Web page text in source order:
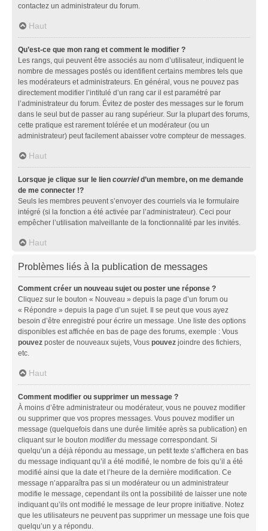
contactez un administrateur du forum.
Haut
Qu’est-ce que mon rang et comment le modifier ?
Les rangs, qui peuvent être associés au nom d’utilisateur, indiquent le
nombre de messages postés ou identifient certains membres tels que
les modérateurs et administrateurs. En général, vous ne pouvez pas
directement modifier l’intitulé d’un rang car il est paramétré par
l’administrateur du forum. Évitez de poster des messages sur le forum
dans le seul but de passer au rang supérieur. Sur la plupart des forums,
cette pratique est rarement tolérée et un modérateur (ou un
administrateur) peut facilement abaisser votre compteur de messages.
Haut
Lorsque je clique sur le lien courrield’un membre, on me demande
de me connecter !?
Seuls les membres peuvent s’envoyer des courriels via le formulaire
intégré (si la fonction a été activée par l’administrateur). Ceci pour
empêcher l’utilisation malveillante de la fonctionnalité par les invités.
Haut
Problèmes liés à la publication de messages
Comment créer un nouveau sujet ou poster une réponse ?
Cliquez sur le bouton « Nouveau » depuis la page d’un forum ou
« Répondre » depuis la page d’un sujet. Il se peut que vous ayez
besoin d’être enregistré pour écrire un message. Une liste des options
disponibles est affichée en bas de page des forums, exemple : Vous
pouvez poster de nouveaux sujets, Vous pouvez joindre des fichiers,
etc.
Haut
Comment modifier ou supprimer un message ?
À moins d’être administrateur ou modérateur, vous ne pouvez modifier
ou supprimer que vos propres messages. Vous pouvez modifier un
message (quelquefois dans une durée limitée après sa publication) en
cliquant sur le bouton modifierdu message correspondant. Si
quelqu’un a déjà répondu au message, un petit texte s’affichera en bas
du message indiquant qu’il a été modifié, le nombre de fois qu’il a été
modifié ainsi que la date et l’heure de la dernière modification. Ce
message n’apparaîtra pas si un modérateur ou un administrateur
modifie le message, cependant ils ont la possibilité de laisser une note
indiquant qu’ils ont modifié le message de leur propre initiative. Notez
que les utilisateurs ne peuvent pas supprimer un message une fois que
quelqu’un y a répondu.